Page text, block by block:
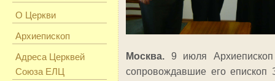
О Церкви
Архиепископ
Адреса Церквей
Союза ЕЛЦ
Москва. 9 июля
сопровождавшие его епископ